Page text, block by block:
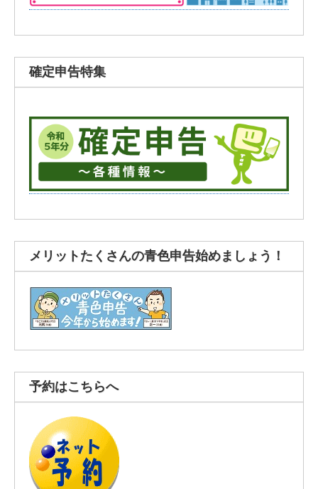
確定申告特集
メリットたくさんの青色申告始めましょう！
予約はこちらへ